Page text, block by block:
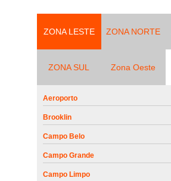
ZONA LESTE ZONA NORTE
ZONA SUL Zona Oeste
Aeroporto
Brooklin
Campo Belo
Campo Grande
Campo Limpo